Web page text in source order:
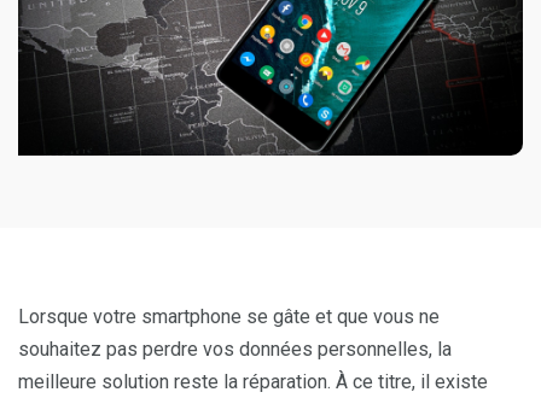
Lorsque votre smartphone se gâte et que vous ne
souhaitez pas perdre vos données personnelles, la
meilleure solution reste la réparation. À ce titre, il existe